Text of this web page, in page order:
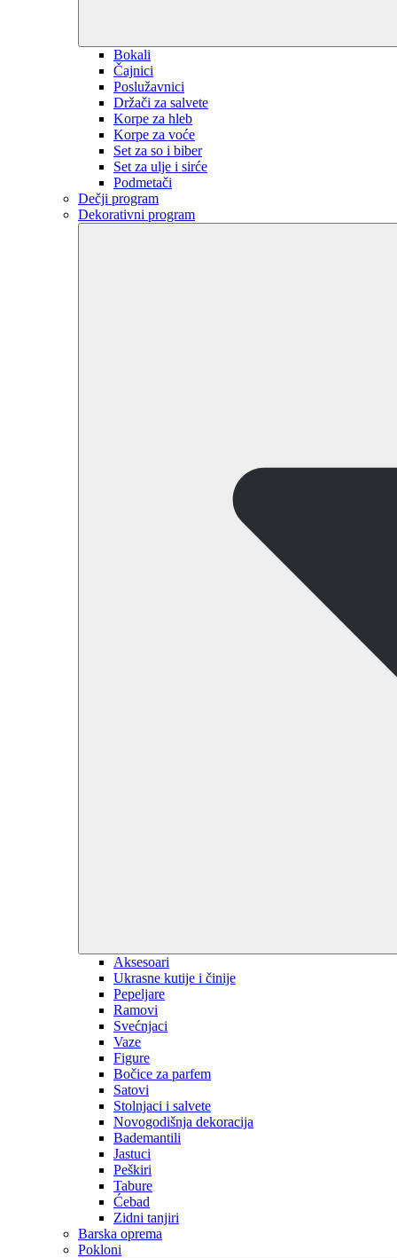
Bokali
Čajnici
Poslužavnici
Držači za salvete
Korpe za hleb
Korpe za voće
Set za so i biber
Set za ulje i sirće
Podmetači
Dečji program
Dekorativni program
Aksesoari
Ukrasne kutije i činije
Pepeljare
Ramovi
Svećnjaci
Vaze
Figure
Bočice za parfem
Satovi
Stolnjaci i salvete
Novogodišnja dekoracija
Bademantili
Jastuci
Peškiri
Tabure
Ćebad
Zidni tanjiri
Barska oprema
Pokloni